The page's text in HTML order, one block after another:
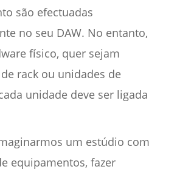
são efectuadas
no seu DAW. No entanto,
físico, quer sejam
rack ou unidades de
unidade deve ser ligada
um estúdio com
equipamentos, fazer